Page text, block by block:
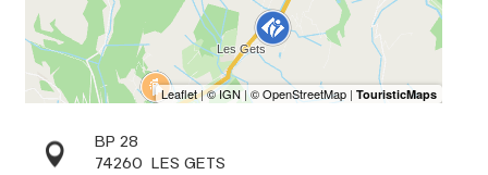
BP 28
74260 LES GETS